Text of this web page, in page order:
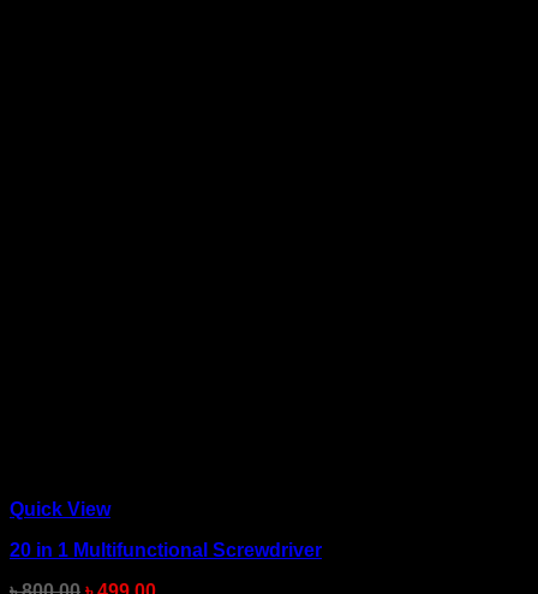
Quick View
20 in 1 Multifunctional Screwdriver